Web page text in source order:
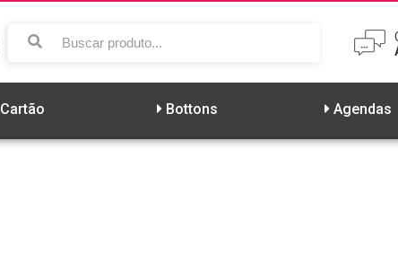
Cartão Bottons Agendas
PAGAMENTOS PIX